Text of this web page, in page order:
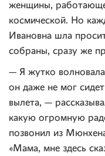
женщины,
космической. Но
Ивановна шла
собраны, сразу же
— Я жутко
он даже не мог
вылета, —
какую огромную
позвонил из
«Мама, мне здесь